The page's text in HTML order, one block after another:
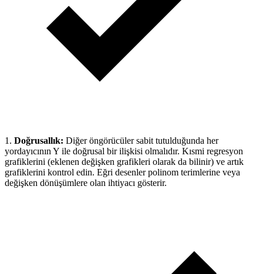
1. Doğrusallık: Diğer öngörücüler sabit tutulduğunda her
yordayıcının Y ile doğrusal bir ilişkisi olmalıdır. Kısmi regresyon
grafiklerini (eklenen değişken grafikleri olarak da bilinir) ve artık
grafiklerini kontrol edin. Eğri desenler polinom terimlerine veya
değişken dönüşümlere olan ihtiyacı gösterir.